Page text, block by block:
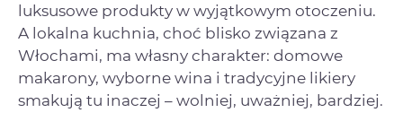
luksusowe produkty w wyjątkowym otoczeniu.
A lokalna kuchnia, choć blisko związana z
Włochami, ma własny charakter: domowe
makarony, wyborne wina i tradycyjne likiery
smakują tu inaczej – wolniej, uważniej, bardziej.